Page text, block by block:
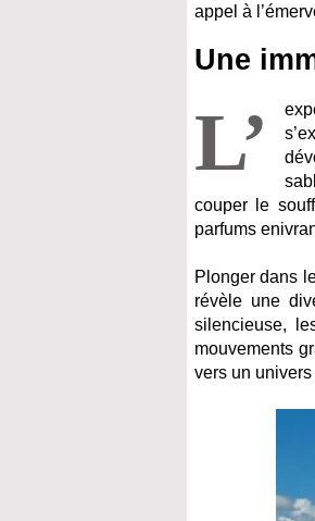
appel à
Une
L’
couper le
parfums
Plonger dans
révèle une
silencieuse,
mouvements
vers un